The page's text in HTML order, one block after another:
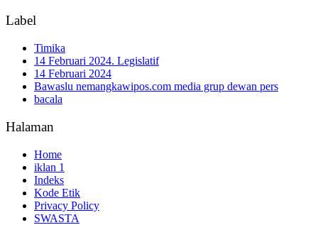
Label
Timika
14 Februari 2024. Legislatif
14 Februari 2024
Bawaslu nemangkawipos.com media grup dewan pers
bacala
Halaman
Home
iklan 1
Indeks
Kode Etik
Privacy Policy
SWASTA